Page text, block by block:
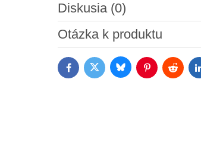
Diskusia (0)
Nový komentár
Otázka k produktu
FacebookTwitter BlueskyPinterestReddit